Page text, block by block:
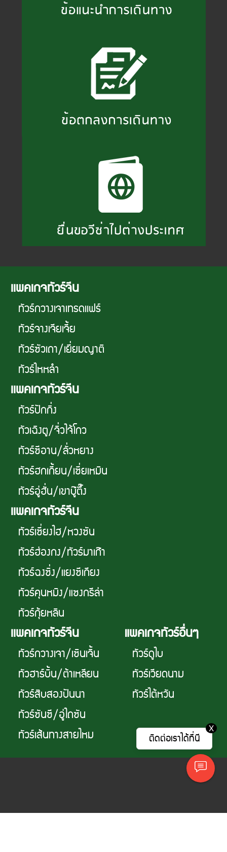
เเพคเกจทัวร์จีน
ทัวร์กวางเจาเทรดเเฟร์
ทัวร์จางเจียเจี้ย
ทัวร์ซัวเถา/เยี่ยมญาติ
ทัวร์ไหหลำ
เเพคเกจทัวร์จีน
ทัวร์ปักกิ่ง
ทัวเฉิงตู/จิ่วไจ้โกว
ทัวร์ซีอาน/ลั่วหยาง
ทัวร์ฮกเกี้ยน/เซี่ยเหมิน
ทัวร์อู่ฮั่น/เขาบู๊ตึ๊ง
เเพคเกจทัวร์จีน
ทัวร์เซี่ยงไฮ/หวงซัน
ทัวร์ฮ่องกง/ทัวร์มาเก๊า
ทัวร์ฉงซิ่ง/แยงซีเกียง
ทัวร์คุนหมิง/แซงกรีล่า
ทัวร์กุ้ยหลิน
เเพคเกจทัวร์จีน
ทัวร์กวางเจา/เซินเจิ้น
ทัวฮาร์บิ้น/ต้าเหลียน
ทัวร์สิบสองปันนา
ทัวร์ซันซี/อู่ไถซัน
ทัวร์เส้นทางสายไหม
แพคเกจทัวร์อื่นๆ
ทัวร์ดูไบ
ทัวร์เวียดนาม
ทัวร์ไต้หวัน
ติดต่อเราได้ที่นี
X